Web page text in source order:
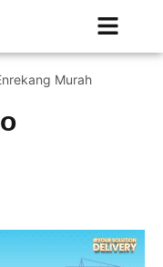
Murah